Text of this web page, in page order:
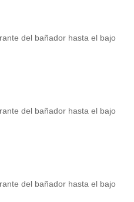
del bañador hasta el bajo
del bañador hasta el bajo
del bañador hasta el bajo